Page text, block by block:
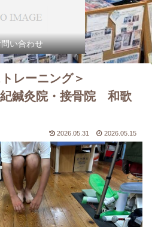
い合わせ
レーニング＞
鍼灸院・接骨院 和歌
2026.05.31 2026.05.15